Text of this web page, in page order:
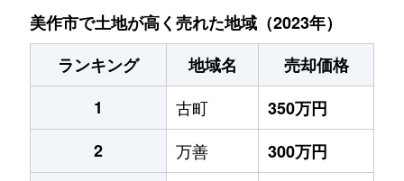
美作市で土地が高く売れた地域（2023年）
ランキング
地域名
売却価格
1
古町
350万円
2
万善
300万円